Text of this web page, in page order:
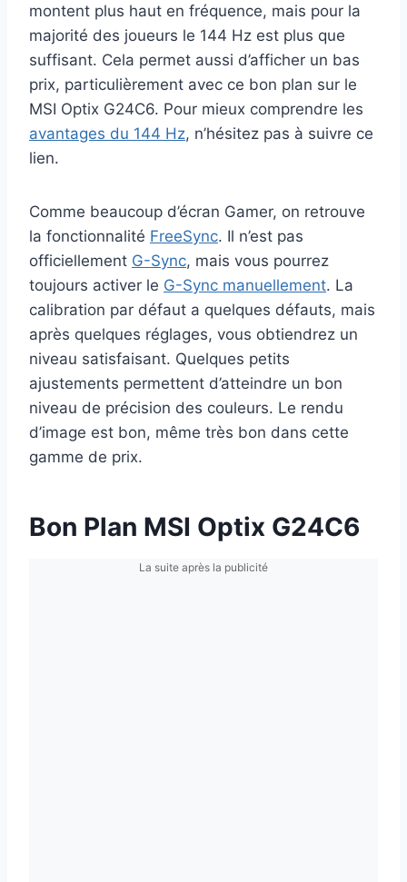
montent plus haut en fréquence, mais pour la
majorité des joueurs le 144 Hz est plus que
suffisant. Cela permet aussi d’afficher un bas
prix, particulièrement avec ce bon plan sur le
MSI Optix G24C6. Pour mieux comprendre les
avantages du 144 Hz, n’hésitez pas à suivre ce
lien.
Comme beaucoup d’écran Gamer, on retrouve
la fonctionnalité FreeSync. Il n’est pas
officiellement G-Sync, mais vous pourrez
toujours activer le G-Sync manuellement. La
calibration par défaut a quelques défauts, mais
après quelques réglages, vous obtiendrez un
niveau satisfaisant. Quelques petits
ajustements permettent d’atteindre un bon
niveau de précision des couleurs. Le rendu
d’image est bon, même très bon dans cette
gamme de prix.
Bon Plan MSI Optix G24C6
La suite après la publicité